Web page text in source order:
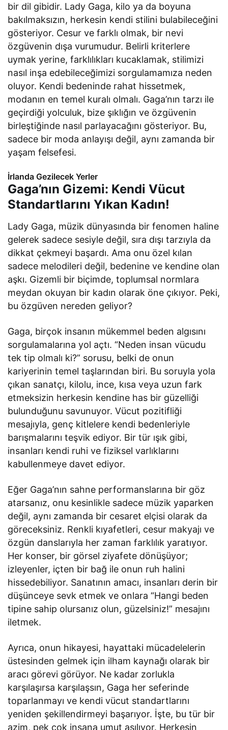
bir dil gibidir. Lady Gaga, kilo ya da boyuna
bakılmaksızın, herkesin kendi stilini bulabileceğini
gösteriyor. Cesur ve farklı olmak, bir nevi
özgüvenin dışa vurumudur. Belirli kriterlere
uymak yerine, farklılıkları kucaklamak, stilimizi
nasıl inşa edebileceğimizi sorgulamamıza neden
oluyor. Kendi bedeninde rahat hissetmek,
modanın en temel kuralı olmalı. Gaga’nın tarzı ile
geçirdiği yolculuk, bize şıklığın ve özgüvenin
birleştiğinde nasıl parlayacağını gösteriyor. Bu,
sadece bir moda anlayışı değil, aynı zamanda bir
yaşam felsefesi.
İrlanda Gezilecek Yerler
Gaga’nın Gizemi: Kendi Vücut
Standartlarını Yıkan Kadın!
Lady Gaga, müzik dünyasında bir fenomen haline
gelerek sadece sesiyle değil, sıra dışı tarzıyla da
dikkat çekmeyi başardı. Ama onu özel kılan
sadece melodileri değil, bedenine ve kendine olan
aşkı. Gizemli bir biçimde, toplumsal normlara
meydan okuyan bir kadın olarak öne çıkıyor. Peki,
bu özgüven nereden geliyor?
Gaga, birçok insanın mükemmel beden algısını
sorgulamalarına yol açtı. “Neden insan vücudu
tek tip olmalı ki?” sorusu, belki de onun
kariyerinin temel taşlarından biri. Bu soruyla yola
çıkan sanatçı, kilolu, ince, kısa veya uzun fark
etmeksizin herkesin kendine has bir güzelliği
bulunduğunu savunuyor. Vücut pozitifliği
mesajıyla, genç kitlelere kendi bedenleriyle
barışmalarını teşvik ediyor. Bir tür ışık gibi,
insanları kendi ruhi ve fiziksel varlıklarını
kabullenmeye davet ediyor.
Eğer Gaga’nın sahne performanslarına bir göz
atarsanız, onu kesinlikle sadece müzik yaparken
değil, aynı zamanda bir cesaret elçisi olarak da
göreceksiniz. Renkli kıyafetleri, cesur makyajı ve
özgün danslarıyla her zaman farklılık yaratıyor.
Her konser, bir görsel ziyafete dönüşüyor;
izleyenler, içten bir bağ ile onun ruh halini
hissedebiliyor. Sanatının amacı, insanları derin bir
düşünceye sevk etmek ve onlara “Hangi beden
tipine sahip olursanız olun, güzelsiniz!” mesajını
iletmek.
Ayrıca, onun hikayesi, hayattaki mücadelelerin
üstesinden gelmek için ilham kaynağı olarak bir
aracı görevi görüyor. Ne kadar zorlukla
karşılaşırsa karşılaşsın, Gaga her seferinde
toparlanmayı ve kendi vücut standartlarını
yeniden şekillendirmeyi başarıyor. İşte, bu tür bir
azim, pek çok insana umut aşılıyor. Herkesin